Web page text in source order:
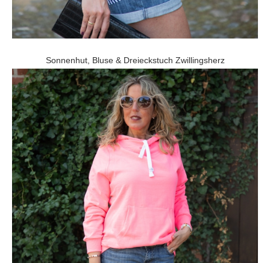
Sonnenhut, Bluse & Dreieckstuch Zwillingsherz